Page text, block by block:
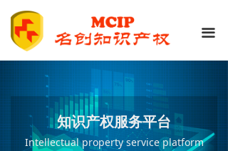
끀
网站首页
知识产权服务
科技项目服务
新闻资讯
政策法规
知识产权服务平台
Intellectual property service platform
专利申请
商标注册
版权登记
知识产权贯标
专利维权和应诉